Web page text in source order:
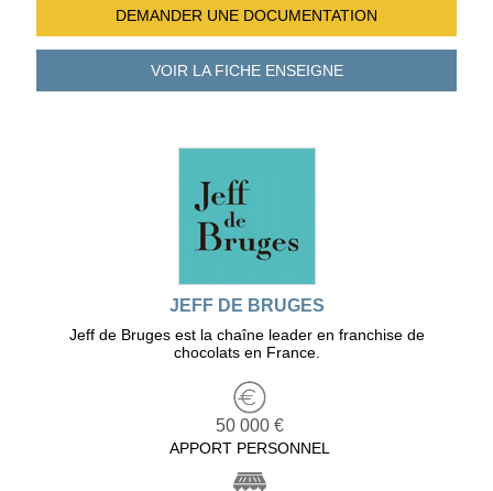
DEMANDER UNE DOCUMENTATION
VOIR LA FICHEENSEIGNE
JEFF DE BRUGES
Jeff de Bruges est la chaîne leader en franchise de
chocolats en France.
50 000 €
APPORT PERSONNEL